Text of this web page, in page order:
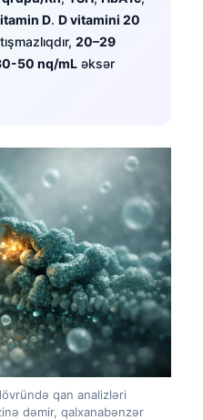
D. D vitamini 20
20–29
50 nq/mL əksər
qan analizləri
dəmir, qalxanabənzər